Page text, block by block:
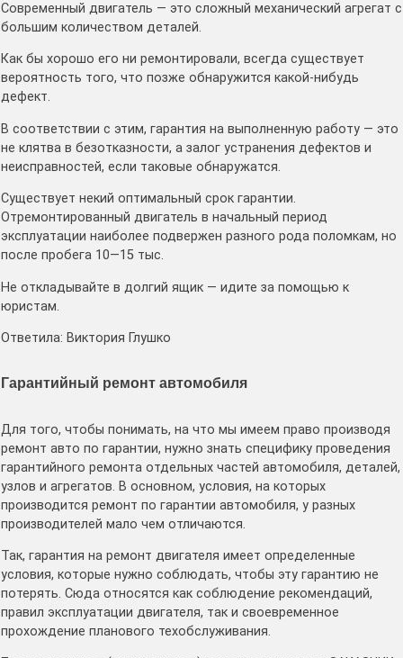
Современный двигатель — это сложный механический агрегат с
большим количеством деталей.
Как бы хорошо его ни ремонтировали, всегда существует
вероятность того, что позже обнаружится какой-нибудь
дефект.
В соответствии с этим, гарантия на выполненную работу — это
не клятва в безотказности, а залог устранения дефектов и
неисправностей, если таковые обнаружатся.
Существует некий оптимальный срок гарантии.
Отремонтированный двигатель в начальный период
эксплуатации наиболее подвержен разного рода поломкам, но
после пробега 10—15 тыс.
Не откладывайте в долгий ящик — идите за помощью к
юристам.
Ответила: Виктория Глушко
Гарантийный ремонт автомобиля
Для того, чтобы понимать, на что мы имеем право производя
ремонт авто по гарантии, нужно знать специфику проведения
гарантийного ремонта отдельных частей автомобиля, деталей,
узлов и агрегатов. В основном, условия, на которых
производится ремонт по гарантии автомобиля, у разных
производителей мало чем отличаются.
Так, гарантия на ремонт двигателя имеет определенные
условия, которые нужно соблюдать, чтобы эту гарантию не
потерять. Сюда относятся как соблюдение рекомендаций,
правил эксплуатации двигателя, так и своевременное
прохождение планового техобслуживания.